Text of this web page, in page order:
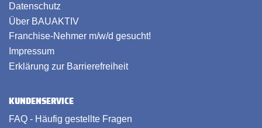
Datenschutz
Über BAUAKTIV
Franchise-Nehmer m/w/d gesucht!
Impressum
Erklärung zur Barrierefreiheit
KUNDENSERVICE
FAQ - Häufig gestellte Fragen